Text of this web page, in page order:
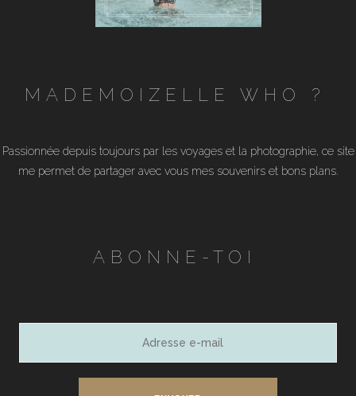
MADEMOIZELLE WHO ?
Passionnée depuis toujours par les voyages et la photographie, ce site
me permet de partager avec vous mes souvenirs et bons plans.
ABONNE-TOI